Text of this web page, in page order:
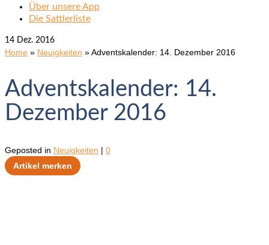
Über unsere App
Die Sattlerliste
14 Dez. 2016
Home » Neuigkeiten »Adventskalender: 14. Dezember 2016
Adventskalender: 14.
Dezember 2016
Geposted in Neuigkeiten | 0
Artikel merken